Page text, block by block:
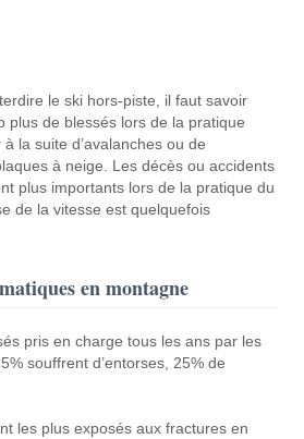
le ski hors-piste, il faut savoir
plus de blessés lors de la pratique
la suite d’avalanches ou de
à neige.
Les décès ou accidents
plus importants lors de la pratique du
de la vitesse est quelquefois
en montagne
pris en charge tous les ans par les
souffrent d’entorses, 25% de
les plus exposés aux fractures en